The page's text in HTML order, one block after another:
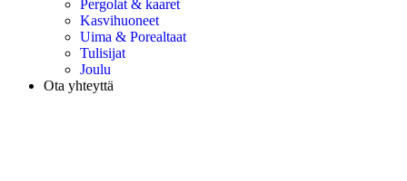
Pergolat & kaaret
Kasvihuoneet
Uima & Porealtaat
Tulisijat
Joulu
Ota yhteyttä